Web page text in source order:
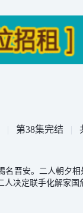
| 第38集完结 |
晋安。二人朝夕
决定联手化解家国